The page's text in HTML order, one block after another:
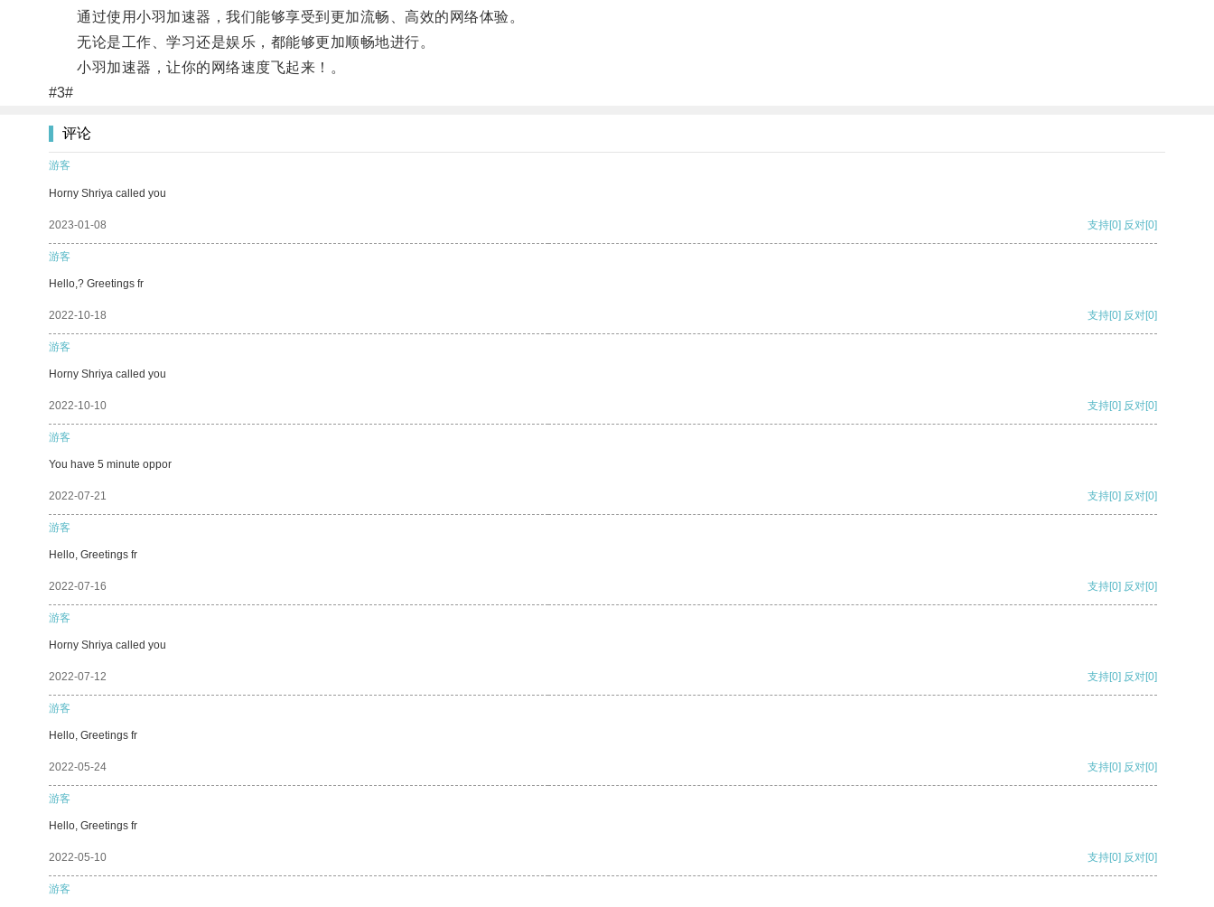
通过使用小羽加速器，我们能够享受到更加流畅、高效的网络体验。
无论是工作、学习还是娱乐，都能够更加顺畅地进行。
小羽加速器，让你的网络速度飞起来！。
#3#
评论
游客
Horny Shriya called you
2023-01-08 支持[0] 反对[0]
游客
Hello,? Greetings fr
2022-10-18 支持[0] 反对[0]
游客
Horny Shriya called you
2022-10-10 支持[0] 反对[0]
游客
You have 5 minute oppor
2022-07-21 支持[0] 反对[0]
游客
Hello, Greetings fr
2022-07-16 支持[0] 反对[0]
游客
Horny Shriya called you
2022-07-12 支持[0] 反对[0]
游客
Hello, Greetings fr
2022-05-24 支持[0] 反对[0]
游客
Hello, Greetings fr
2022-05-10 支持[0] 反对[0]
游客